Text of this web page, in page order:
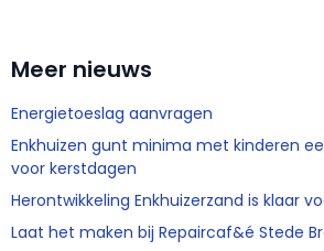
Meer nieuws
Energietoeslag aanvragen
Enkhuizen gunt minima met kinderen
voor kerstdagen
Herontwikkeling Enkhuizerzand is klaar
Laat het maken bij Repaircaf&é Stede